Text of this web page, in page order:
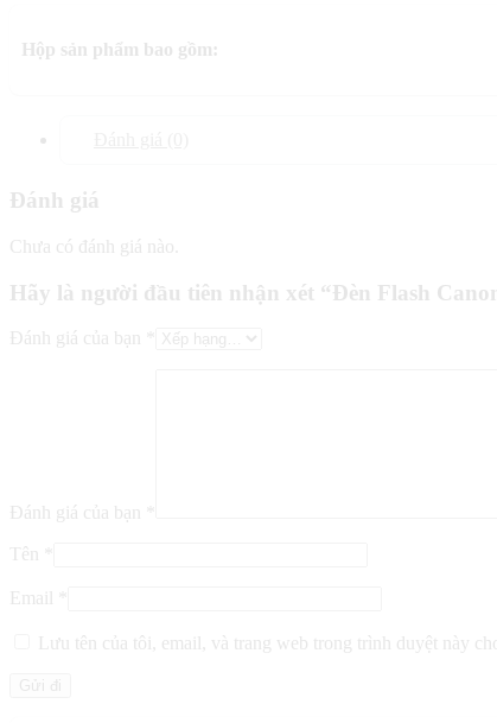
Hộp sản phẩm bao gồm:
Đánh giá
Chưa có đánh giá nào.
Hãy là người đầu tiên nhận xét “Đèn Flash
Đánh giá của bạn
Đánh giá của bạn
Tên
Email
Lưu tên của tôi, email, và trang web trong trình duyệt này